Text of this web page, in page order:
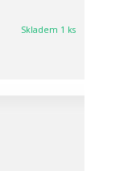
Skladem 1 ks